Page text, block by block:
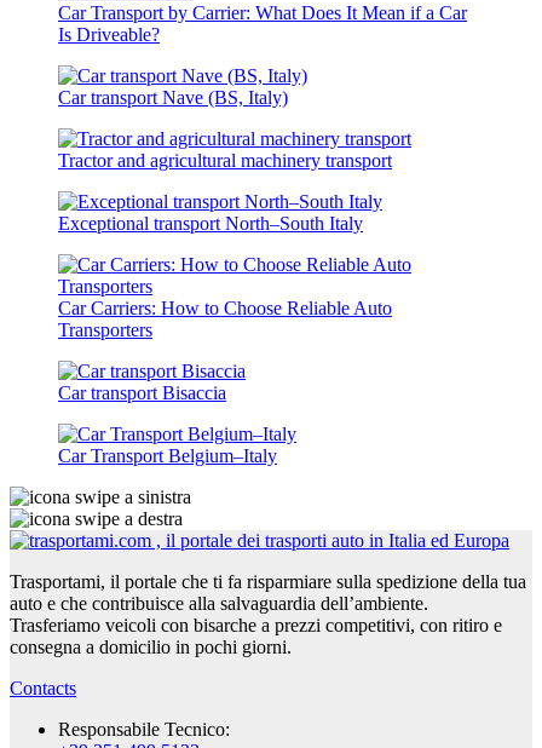
Car Transport by Carrier: What Does It Mean if a Car
Is Driveable?
Car transport Nave (BS, Italy)
Tractor and agricultural machinery transport
Exceptional transport North–South Italy
Car Carriers: How to Choose Reliable Auto
Transporters
Car transport Bisaccia
Car Transport Belgium–Italy
Trasportami, il portale che ti fa risparmiare sulla spedizione della tua
auto e che contribuisce alla salvaguardia dell’ambiente.
Trasferiamo veicoli con bisarche a prezzi competitivi, con ritiro e
consegna a domicilio in pochi giorni.
Contacts
Responsabile Tecnico: